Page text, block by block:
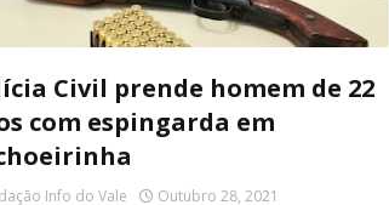
Civil prende homem de 22
com espingarda em
Info do Vale Outubro 28, 2021